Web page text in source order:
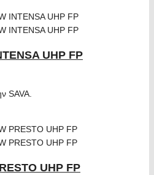
UHP FP
SAVA.
UHP FP